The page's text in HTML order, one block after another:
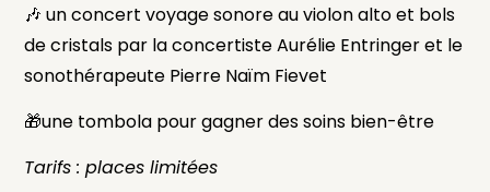
🎶 un concert voyage sonore au violon alto et bols
de cristals par la concertiste Aurélie Entringer et le
sonothérapeute Pierre Naïm Fievet
🎁une tombola pour gagner des soins bien-être
Tarifs : places limitées